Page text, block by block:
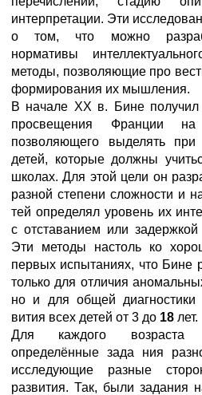
интерпретации. Эти
о том, что можно
нормативы
методы, позволяющие про
формирования их мышления.
В начале XX в. Бине получил
просвещения Франции на
позволяющего выделять
детей, которые должны
школах. Для этой цели он
разной степени сложности и
тей определял уровень их
с отставанием или задержкой
Эти методы настоль ко
первых испытаниях, что Бине
только для отличия
но и для общей диагностики
вития всех детей от 3 до 18 лет.
Для каждого возраста
определённые зада ния
исследующие разные
развития. Так, были задания